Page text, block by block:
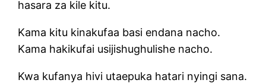
hasara za kile kitu.
Kama kitu kinakufaa basi endana nacho.
Kama hakikufai usijishughulishe nacho.
Kwa kufanya hivi utaepuka hatari nyingi sana.